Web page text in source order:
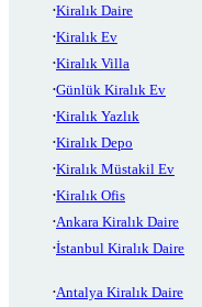
Kiralık Daire
Kiralık Ev
Kiralık Villa
Günlük Kiralık Ev
Kiralık Yazlık
Kiralık Depo
Kiralık Müstakil Ev
Kiralık Ofis
Ankara Kiralık Daire
İstanbul Kiralık Daire
Antalya Kiralık Daire